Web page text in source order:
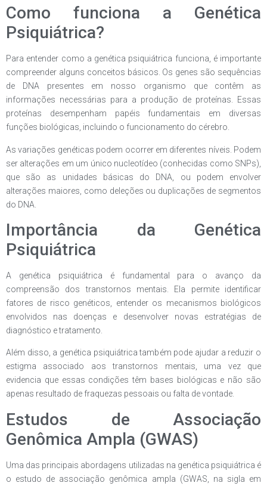
Como funciona a Genética
Psiquiátrica?
Para entender como a genética psiquiátrica funciona, é importante
compreender alguns conceitos básicos. Os genes são sequências
de DNA presentes em nosso organismo que contêm as
informações necessárias para a produção de proteínas. Essas
proteínas desempenham papéis fundamentais em diversas
funções biológicas, incluindo o funcionamento do cérebro.
As variações genéticas podem ocorrer em diferentes níveis. Podem
ser alterações em um único nucleotídeo (conhecidas como SNPs),
que são as unidades básicas do DNA, ou podem envolver
alterações maiores, como deleções ou duplicações de segmentos
do DNA.
Importância da Genética
Psiquiátrica
A genética psiquiátrica é fundamental para o avanço da
compreensão dos transtornos mentais. Ela permite identificar
fatores de risco genéticos, entender os mecanismos biológicos
envolvidos nas doenças e desenvolver novas estratégias de
diagnóstico e tratamento.
Além disso, a genética psiquiátrica também pode ajudar a reduzir o
estigma associado aos transtornos mentais, uma vez que
evidencia que essas condições têm bases biológicas e não são
apenas resultado de fraquezas pessoais ou falta de vontade.
Estudos de Associação
Genômica Ampla (GWAS)
Uma das principais abordagens utilizadas na genética psiquiátrica é
o estudo de associação genômica ampla (GWAS, na sigla em